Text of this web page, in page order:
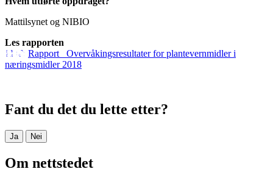
Mattilsynet og NIBIO
Les rapporten
Rapport_ Overvåkingsresultater for plantevernmidler i
næringsmidler 2018
Fant du det du lette etter?
Ja Nei
Om nettstedet